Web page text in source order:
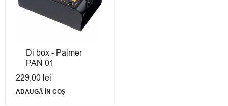
Di box - Palmer
PAN 01
229,00 lei
ADAUGĂ ÎN COȘ